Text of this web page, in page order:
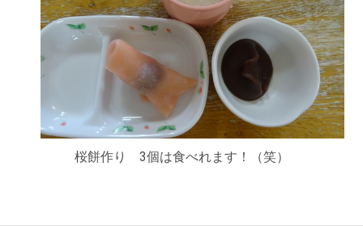
桜餅作り 3個は食べれます！（笑）